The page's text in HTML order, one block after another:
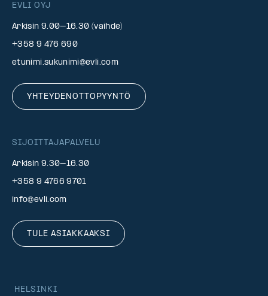
EVLI OYJ
Arkisin 9.00–16.30 (vaihde)
+358 9 476 690
etunimi.sukunimi@evli.com
YHTEYDENOTTOPYYNTÖ
SIJOITTAJAPALVELU
Arkisin 9.30–16.30
+358 9 4766 9701
info@evli.com
TULE ASIAKKAAKSI
HELSINKI